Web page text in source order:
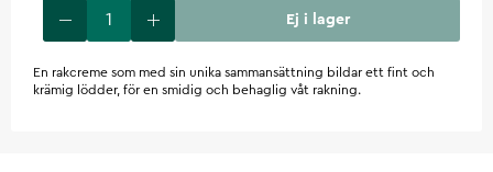
Ej i lager
En rakcreme som med sin unika sammansättning bildar ett fint och
krämig lödder, för en smidig och behaglig våt rakning.